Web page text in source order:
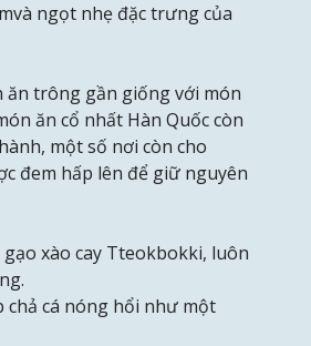
ngọt nhẹ đặc trưng của
trông gần giống với món
ăn cổ nhất Hàn Quốc còn
một số nơi còn cho
đem hấp lên để giữ nguyên
xào cay Tteokbokki, luôn
chả cá nóng hổi như một